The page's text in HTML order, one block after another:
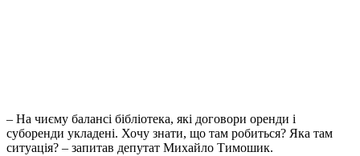
– На чиєму балансі бібліотека, які договори оренди і
суборенди укладені. Хочу знати, що там робиться? Яка там
ситуація? – запитав депутат Михайло Тимошик.